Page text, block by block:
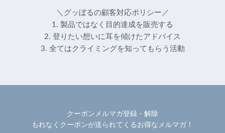
＼グッぼるの顧客対応ポリシー／
1. 製品ではなく目的達成を販売する
2. 登りたい想いに耳を傾けたアドバイス
3. 全てはクライミングを知ってもらう活動
クーポンメルマガ登録・解除
もれなくクーポンが送られてくるお得なメルマガ！